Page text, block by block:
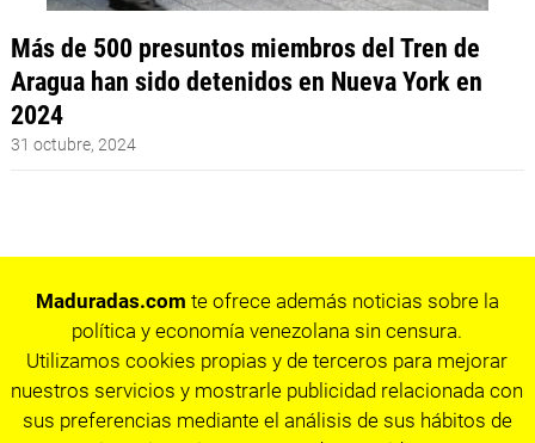
Más de 500 presuntos miembros del Tren de
Aragua han sido detenidos en Nueva York en
2024
31 octubre, 2024
Maduradas.com te ofrece además noticias sobre la
política y economía venezolana sin censura.
Utilizamos cookies propias y de terceros para mejorar
nuestros servicios y mostrarle publicidad relacionada con
sus preferencias mediante el análisis de sus hábitos de